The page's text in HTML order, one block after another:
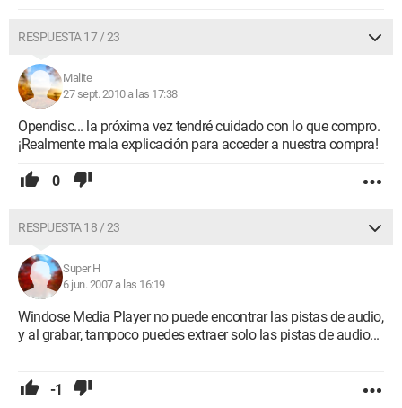
RESPUESTA 17 / 23
Malite
27 sept. 2010 a las 17:38
Opendisc... la próxima vez tendré cuidado con lo que compro.
¡Realmente mala explicación para acceder a nuestra compra!
0
RESPUESTA 18 / 23
Super H
6 jun. 2007 a las 16:19
Windose Media Player no puede encontrar las pistas de audio,
y al grabar, tampoco puedes extraer solo las pistas de audio...
-1